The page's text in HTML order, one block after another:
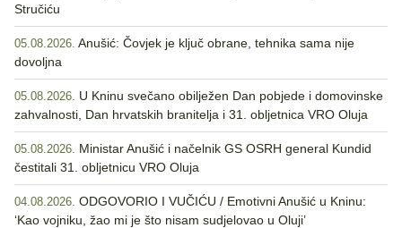
Stručiću
05.08.2026. Anušić: Čovjek je ključ obrane, tehnika sama nije
dovoljna
05.08.2026.
U Kninu svečano obilježen Dan pobjede i domovinske
zahvalnosti, Dan hrvatskih branitelja i 31. obljetnica VRO Oluja
05.08.2026.
Ministar Anušić i načelnik GS OSRH general Kundid
čestitali 31. obljetnicu VRO Oluja
04.08.2026. ODGOVORIO I VUČIĆU / Emotivni Anušić u Kninu:
‘Kao vojniku, žao mi je što nisam sudjelovao u Oluji’